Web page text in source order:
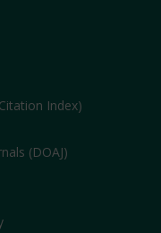
Index)
(DOAJ)